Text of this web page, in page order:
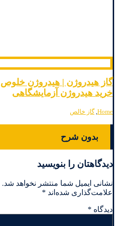
خرید هیدروژن آزمایشگاهی
Home
,گاز خالص
بدون شرح
دیدگاهتان را بنویسید
نشانی ایمیل شما منتشر نخواهد شد.
علامت‌گذاری شده‌اند *
دیدگاه *